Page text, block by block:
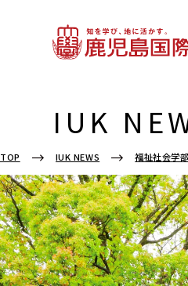
IUK
TOP IUK NEWS 福祉社会学部